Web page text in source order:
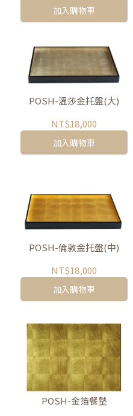
加入購物車
POSH-溫莎金托盤(大)
NT$18,000
加入購物車
POSH-倫敦金托盤(中)
NT$18,000
加入購物車
POSH-金箔餐墊